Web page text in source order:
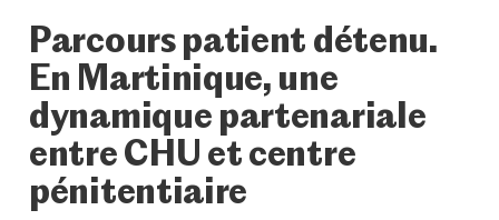
Se connecter
Mot de passe oublié ?
Parcours patient détenu.
En Martinique, une
dynamique partenariale
entre CHU et centre
pénitentiaire